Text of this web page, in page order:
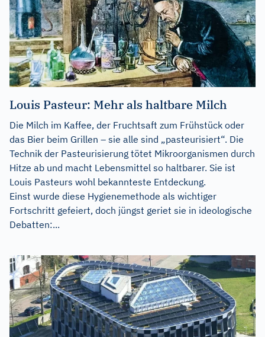
Louis Pasteur: Mehr als haltbare Milch
Die Milch im Kaffee, der Fruchtsaft zum Frühstück oder
das Bier beim Grillen – sie alle sind „pasteurisiert“. Die
Technik der Pasteurisierung tötet Mikroorganismen durch
Hitze ab und macht Lebensmittel so haltbarer. Sie ist
Louis Pasteurs wohl bekannteste Entdeckung.
Einst wurde diese Hygienemethode als wichtiger
Fortschritt gefeiert, doch jüngst geriet sie in ideologische
Debatten:...